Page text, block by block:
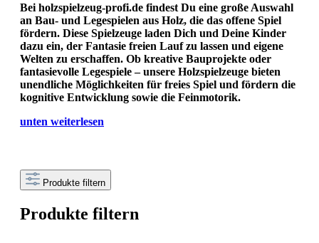
Bei holzspielzeug-profi.de findest Du eine große Auswahl
an Bau- und Legespielen aus Holz, die das offene Spiel
fördern. Diese Spielzeuge laden Dich und Deine Kinder
dazu ein, der Fantasie freien Lauf zu lassen und eigene
Welten zu erschaffen. Ob kreative Bauprojekte oder
fantasievolle Legespiele – unsere Holzspielzeuge bieten
unendliche Möglichkeiten für freies Spiel und fördern die
kognitive Entwicklung sowie die Feinmotorik.
unten weiterlesen
Produkte filtern
Produkte filtern